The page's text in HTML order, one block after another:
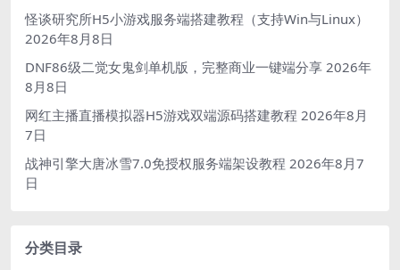
怪谈研究所H5小游戏服务端搭建教程（支持Win与Linux）
2026年8月8日
DNF86级二觉女鬼剑单机版，完整商业一键端分享 2026年
8月8日
网红主播直播模拟器H5游戏双端源码搭建教程 2026年8月
7日
战神引擎大唐冰雪7.0免授权服务端架设教程 2026年8月7
日
分类目录